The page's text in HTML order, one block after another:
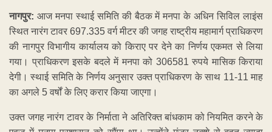
नागपुर: आज मनपा स्थाई समिति की बैठक में मनपा के अधिन सिविल लाइंस
स्थित नारंग टावर 697.335 वर्ग मीटर की जगह राष्ट्रीय महामार्ग प्राधिकरण
की नागपुर विभागीय कार्यालय को किराए पर देने का निर्णय एकमत से लिया
गया। प्राधिकरण इसके बदले में मनपा को 306581 रुपये मासिक किराया
देगी। स्थाई समिति के निर्णय अनुसार उक्त प्राधिकरण के साथ 11-11 माह
का अगले 5 वर्षों के लिए करार किया जाएगा।
उक्त जगह नारंग टावर के निर्माता ने अतिरिक्त बांधकाम को नियमित करने के